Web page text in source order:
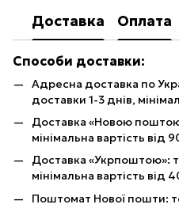
Доставка Оплата
Способи доставки:
Адресна доставка по
доставки 1-3 днів,
Доставка «Новою
мінімальна вартість від
Доставка «Укрпоштою»:
мінімальна вартість
Поштомат Нової пошти: